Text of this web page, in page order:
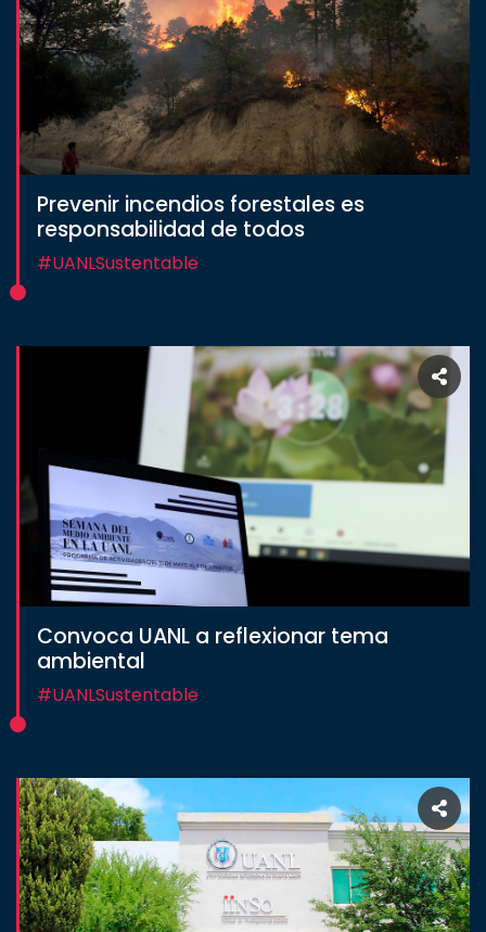
Prevenir incendios forestales es
responsabilidad de todos
#UANLSustentable
Convoca UANL a reflexionar tema
ambiental
#UANLSustentable